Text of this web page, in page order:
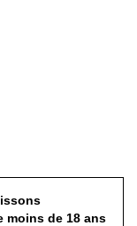
moins de 18 ans